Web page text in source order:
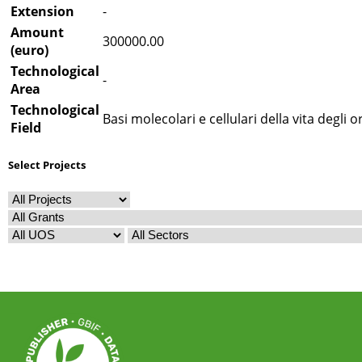
Extension
-
Amount
(euro)
300000.00
Technological
Area
-
Technological
Field
Basi molecolari e cellulari della vita degli
Select Projects